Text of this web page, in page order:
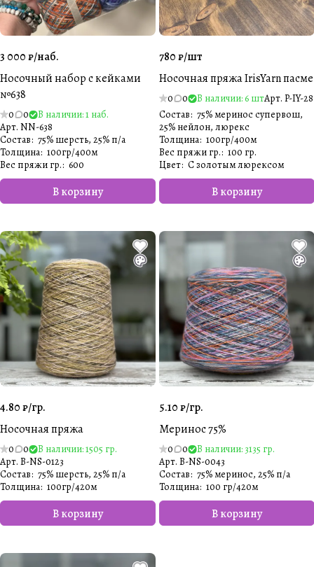
3 000 ₽/наб.
Носочный набор с кейками
№638
0 0
В наличии: 1 наб.
Арт. NN-638
В корзину
Состав: 75% шерсть, 25% п/а
Толщина: 100гр/400м
Вес пряжи гр.: 600
780 ₽/шт
Носочная пряжа IrisYarn пасме
0 0 В наличии: 6 штАрт. P-IY-28
В корзину
Состав: 75% меринос супервош,
25% нейлон, люрекс
Толщина: 100гр/400м
Вес пряжи гр.: 100 гр.
Цвет: С золотым люрексом
4.80 ₽/гр.
Носочная пряжа
0 0
В наличии: 1505 гр.
Арт. B-NS-0123
В корзину
Состав: 75% шерсть, 25% п/а
Толщина: 100гр/420м
5.10 ₽/гр.
Меринос 75%
0 0
В наличии: 3135 гр.
Арт. B-NS-0043
В корзину
Состав: 75% меринос, 25% п/а
Толщина: 100 гр/420м